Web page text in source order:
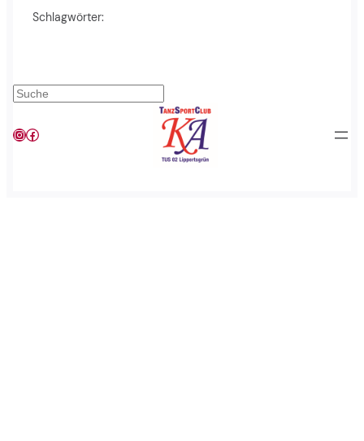
Schlagwörter:
Suchen
Instagram
Facebook